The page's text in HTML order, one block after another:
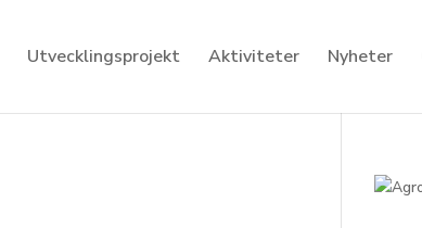
Utvecklingsprojekt Aktiviteter Nyheter